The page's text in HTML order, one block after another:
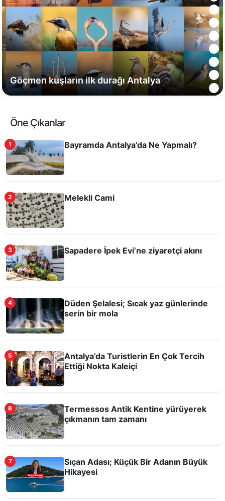
Göçmen kuşların ilk durağı Antalya
Düden Şelalesi; Sıcak yaz günlerinde serin bir
mola
Sapadere İpek Evi’ne ziyaretçi akını
Antalya’da Turistlerin En Çok Tercih Ettiği
Nokta Kaleiçi
Öne Çıkanlar
1 Bayramda Antalya’da Ne Yapmalı?
2 Melekli Cami
3 Sapadere İpek Evi’ne ziyaretçi akını
4
Düden Şelalesi; Sıcak yaz günlerinde
serin bir mola
5
Antalya’da Turistlerin En Çok Tercih
Ettiği Nokta Kaleiçi
6
Termessos Antik Kentine yürüyerek
çıkmanın tam zamanı
7
Sıçan Adası; Küçük Bir Adanın Büyük
Hikayesi